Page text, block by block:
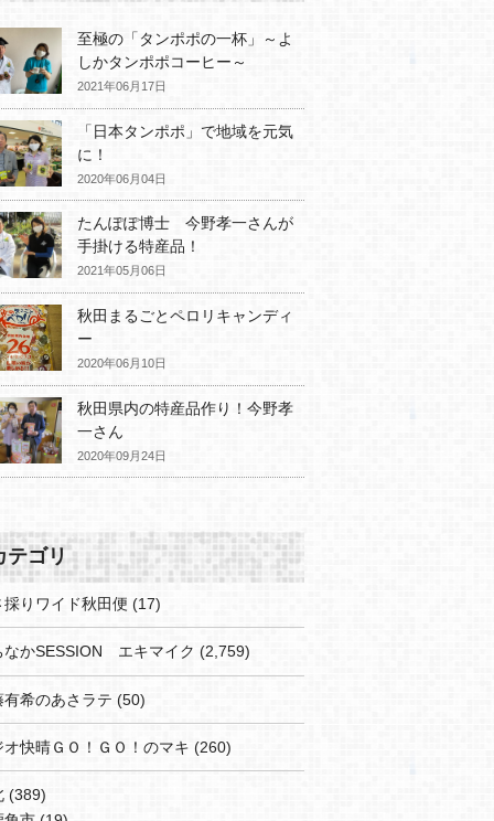
至極の「タンポポの一杯」～よ
しかタンポポコーヒー～
2021年06月17日
「日本タンポポ」で地域を元気
に！
2020年06月04日
たんぽぽ博士 今野孝一さんが
手掛ける特産品！
2021年05月06日
秋田まるごとペロリキャンディ
ー
2020年06月10日
秋田県内の特産品作り！今野孝
一さん
2020年09月24日
テゴリ
採りワイド秋田便 (17)
なかSESSION エキマイク (2,759)
有希のあさラテ (50)
オ快晴ＧＯ！ＧＯ！のマキ (260)
(389)